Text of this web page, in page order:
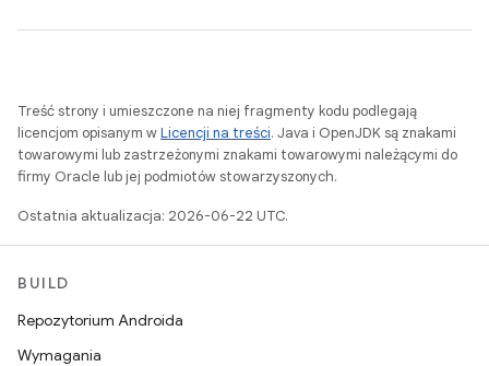
Treść strony i umieszczone na niej fragmenty kodu podlegają
licencjom opisanym wLicencji na treści. Java i OpenJDK są znakami
towarowymi lub zastrzeżonymi znakami towarowymi należącymi do
firmy Oracle lub jej podmiotów stowarzyszonych.
Ostatnia aktualizacja: 2026-06-22 UTC.
BUILD
Repozytorium Androida
Wymagania